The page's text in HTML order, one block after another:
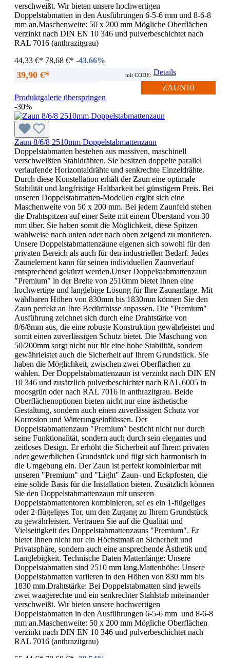
verschweißt. Wir bieten unsere hochwertigen
Doppelstabmatten in den Ausführungen 6-5-6 mm und 8-6-8
mm an.Maschenweite: 50 x 200 mm Mögliche Oberflächen
verzinkt nach DIN EN 10 346 und pulverbeschichtet nach
RAL 7016 (anthrazitgrau)
44,33 €* 78,68 €* -43.66%
39,90 €* mit CODE:
ZAUN10
Details
Produktgalerie überspringen
-30%
Zaun 8/6/8 2510mm Doppelstabmattenzaun
Doppelstabmatten bestehen aus massiven, maschinell
verschweißten Stahldrähten. Sie besitzen doppelte parallel
verlaufende Horizontaldrähte und senkrechte Einzeldrähte.
Durch diese Konstellation erhält der Zaun eine optimale
Stabilität und langfristige Haltbarkeit bei günstigem Preis. Bei
unseren Doppelstabmatten-Modellen ergibt sich eine
Maschenweite von 50 x 200 mm. Bei jedem Zaunfeld stehen
die Drahtspitzen auf einer Seite mit einem Überstand von 30
mm über. Sie haben somit die Möglichkeit, diese Spitzen
wahlweise nach unten oder nach oben zeigend zu montieren.
Unsere Doppelstabmattenzäune eigenen sich sowohl für den
privaten Bereich als auch für den industriellen Bedarf. Jedes
Zaunelement kann für seinen individuellen Zaunverlauf
entsprechend gekürzt werden.Unser Doppelstabmattenzaun
"Premium" in der Breite von 2510mm bietet Ihnen eine
hochwertige und langlebige Lösung für Ihre Zaunanlage. Mit
wählbaren Höhen von 830mm bis 1830mm können Sie den
Zaun perfekt an Ihre Bedürfnisse anpassen. Die "Premium"
Ausführung zeichnet sich durch eine Drahtstärke von
8/6/8mm aus, die eine robuste Konstruktion gewährleistet und
somit einen zuverlässigen Schutz bietet. Die Maschung von
50/200mm sorgt nicht nur für eine hohe Stabilität, sondern
gewährleistet auch die Sicherheit auf Ihrem Grundstück. Sie
haben die Möglichkeit, zwischen zwei Oberflächen zu
wählen. Der Doppelstabmattenzaun ist verzinkt nach DIN EN
10 346 und zusätzlich pulverbeschichtet nach RAL 6005 in
moosgrün oder nach RAL 7016 in anthrazitgrau. Beide
Oberflächenoptionen bieten nicht nur eine ästhetische
Gestaltung, sondern auch einen zuverlässigen Schutz vor
Korrosion und Witterungseinflüssen. Der
Doppelstabmattenzaun "Premium" besticht nicht nur durch
seine Funktionalität, sondern auch durch sein elegantes und
zeitloses Design. Er erhöht die Sicherheit auf Ihrem privaten
oder gewerblichen Grundstück und fügt sich harmonisch in
die Umgebung ein. Der Zaun ist perfekt kombinierbar mit
unseren "Premium" und "Light" Zaun- und Eckpfosten, die
eine solide Basis für die Installation bieten. Zusätzlich können
Sie den Doppelstabmattenzaun mit unseren
Doppelstabmattentoren kombinieren, sei es ein 1-flügeliges
oder 2-flügeliges Tor, um den Zugang zu Ihrem Grundstück
zu gewährleisten. Vertrauen Sie auf die Qualität und
Vielseitigkeit des Doppelstabmattenzauns "Premium". Er
bietet Ihnen nicht nur ein Höchstmaß an Sicherheit und
Privatsphäre, sondern auch eine ansprechende Ästhetik und
Langlebigkeit. Technische Daten Mattenlänge: Unsere
Doppelstabmatten sind 2510 mm lang.Mattenhöhe: Unsere
Doppelstabmatten variieren in den Höhen von 830 mm bis
1830 mm.Drahtstärke: Bei Doppelstabmatten sind jeweils
zwei waagerechte und ein senkrechter Stahlstab miteinander
verschweißt. Wir bieten unsere hochwertigen
Doppelstabmatten in den Ausführungen 6-5-6 mm und 8-6-8
mm an.Maschenweite: 50 x 200 mm Mögliche Oberflächen
verzinkt nach DIN EN 10 346 und pulverbeschichtet nach
RAL 7016 (anthrazitgrau)